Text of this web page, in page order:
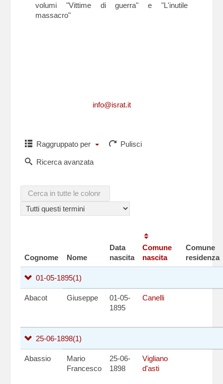
volumi "Vittime di guerra" e "L'inutile
massacro"
info@israt.it
Raggruppato per Pulisci
Ricerca avanzata
Cognome Nome
Data
nascita
Comune
nascita
Comune
residenza
01-05-1895(1)
Abacot Giuseppe
01-05-
1895
Canelli
25-06-1898(1)
Abassio
Mario
Francesco
25-06-
1898
Vigliano
d'asti